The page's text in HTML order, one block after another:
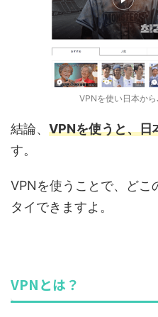
VPNを使い日本か
結論、 VPNを使うと、日
す。
VPNを使うことで、どこ
タイできますよ。
VPNとは？